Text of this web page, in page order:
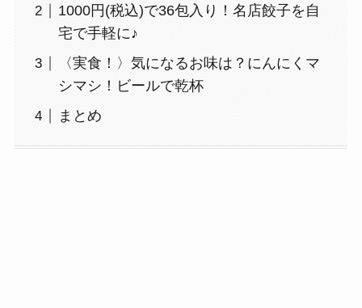
1000円(税込)で36包入り！名店餃子を自
宅で手軽に♪
〈実食！〉気になるお味は？にんにくマ
シマシ！ビールで乾杯
まとめ